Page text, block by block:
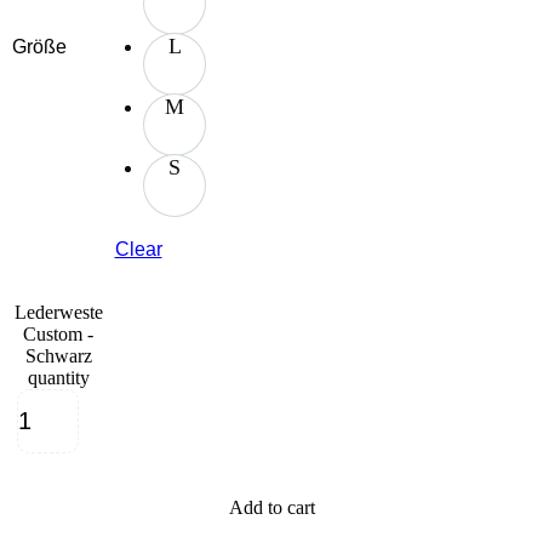
Größe L
M
S
Clear
Lederweste
Custom -
Schwarz
quantity
Add to cart